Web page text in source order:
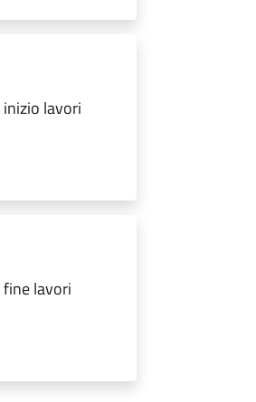
lavori
lavori